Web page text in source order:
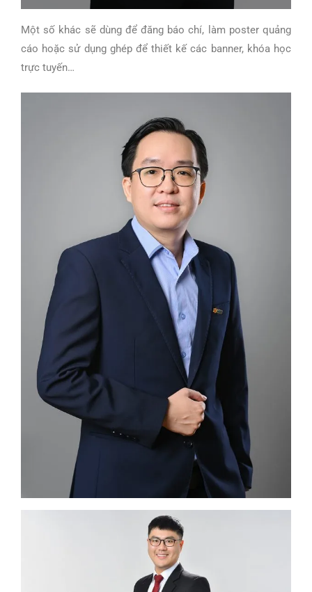
Một số khác sẽ dùng để đăng báo chí, làm poster quảng
cáo hoặc sử dụng ghép để thiết kế các banner, khóa học
trực tuyến…